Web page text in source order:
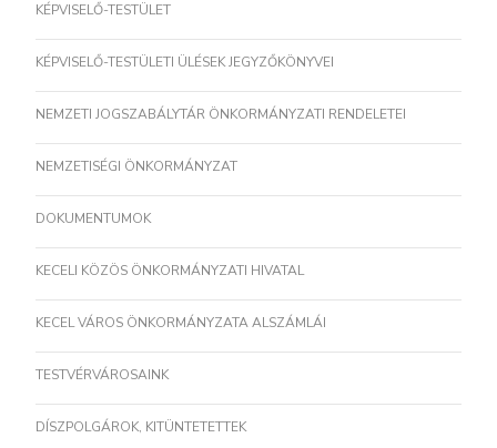
KÉPVISELŐ-TESTÜLET
KÉPVISELŐ-TESTÜLETI ÜLÉSEK JEGYZŐKÖNYVEI
NEMZETI JOGSZABÁLYTÁR ÖNKORMÁNYZATI RENDELETEI
NEMZETISÉGI ÖNKORMÁNYZAT
DOKUMENTUMOK
KECELI KÖZÖS ÖNKORMÁNYZATI HIVATAL
KECEL VÁROS ÖNKORMÁNYZATA ALSZÁMLÁI
TESTVÉRVÁROSAINK
DÍSZPOLGÁROK, KITÜNTETETTEK